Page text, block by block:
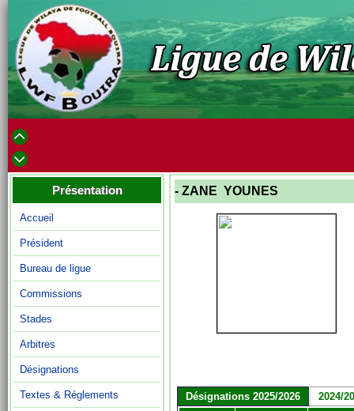
Présentation
Accueil
Président
Bureau de ligue
Commissions
Stades
Arbitres
Désignations
Textes & Réglements
- ZANE YOUNES
Désignations 2025/2026
2024/